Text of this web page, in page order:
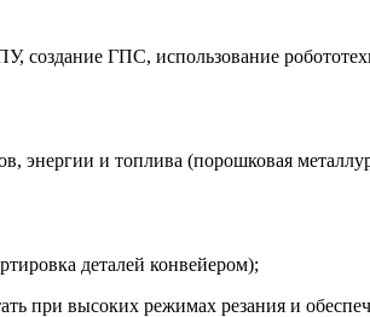
создание ГПС, использование
энергии и топлива (порошковая
деталей конвейером);
при высоких режимах резания и